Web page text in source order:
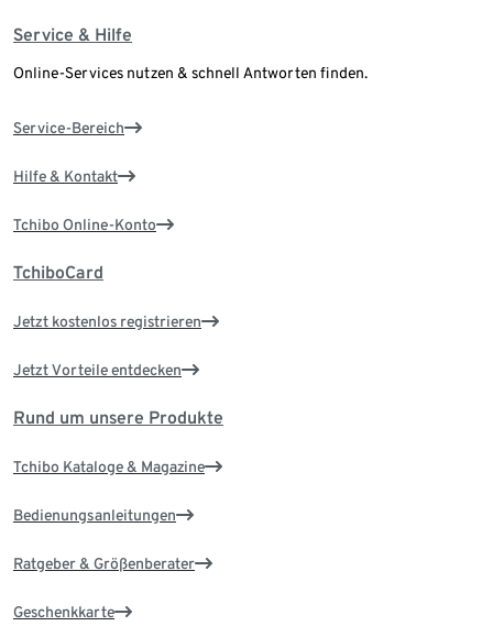
Service & Hilfe
Online-Services nutzen & schnell Antworten finden.
Service-Bereich
Hilfe & Kontakt
Tchibo Online-Konto
TchiboCard
Jetzt kostenlos registrieren
Jetzt Vorteile entdecken
Rund um unsere Produkte
Tchibo Kataloge & Magazine
Bedienungsanleitungen
Ratgeber & Größenberater
Geschenkkarte